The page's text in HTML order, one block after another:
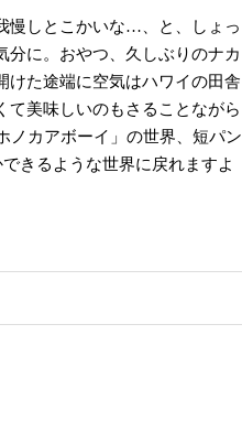
慢しとこかいな…、と、しょっ
に。おやつ、久しぶりのナカ
けた途端に空気はハワイの田舎
て美味しいのもさることながら
ノカアボーイ」の世界、短パン
きるような世界に戻れますよ